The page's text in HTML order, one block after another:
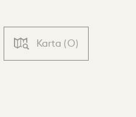
Karta (0)